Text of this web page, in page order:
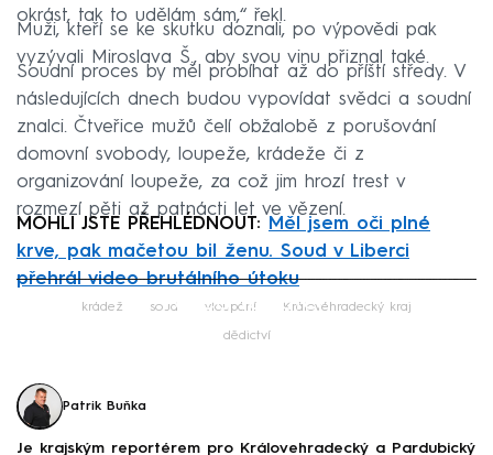
okrást, tak to udělám sám,“ řekl.
Muži, kteří se ke skutku doznali, po výpovědi pak
vyzývali Miroslava Š., aby svou vinu přiznal také.
Soudní proces by měl probíhat až do příští středy. V
následujících dnech budou vypovídat svědci a soudní
znalci. Čtveřice mužů čelí obžalobě z porušování
domovní svobody, loupeže, krádeže či z
organizování loupeže, za což jim hrozí trest v
rozmezí pěti až patnácti let ve vězení.
MOHLI JSTE PŘEHLÉDNOUT:
Měl jsem oči plné
krve, pak mačetou bil ženu. Soud v Liberci
přehrál video brutálního útoku
Failed to fetch
krádež soud vloupání Královéhradecký kraj
dědictví
Patrik Buňka
Je krajským reportérem pro Královehradecký a Pardubický